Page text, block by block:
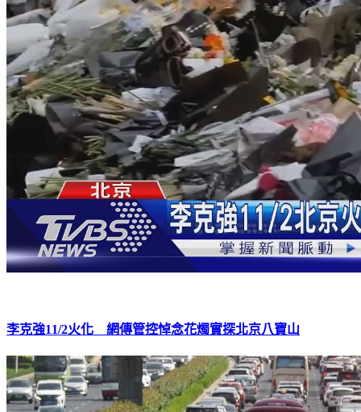
李克強11/2火化 網傳管控悼念花燭實探北京八寶山